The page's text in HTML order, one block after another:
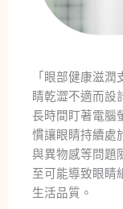
「眼部健康滋
睛乾澀不適而設
長時間盯著電腦
慣讓眼睛持續處
與異物感等問題
至可能導致眼睛
生活品質。